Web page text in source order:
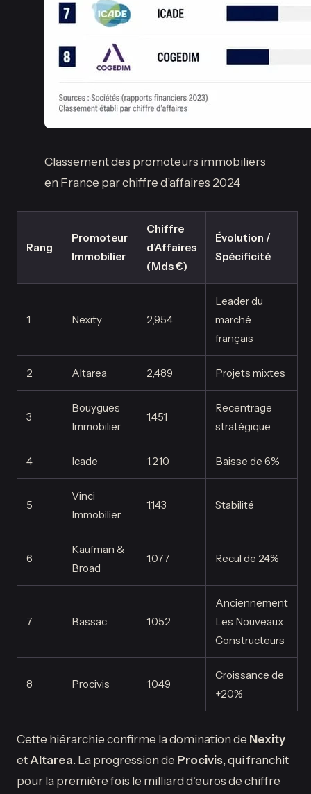
Classement des promoteurs immobiliers
en France par chiffre d’affaires 2024
Rang
Promoteur
Immobilier
Chiffre
d’Affaires
(Mds €)
Évolution /
Spécificité
1 Nexity 2,954
Leader du
marché
français
2 Altarea 2,489 Projets mixtes
3
Bouygues
Immobilier
1,451
Recentrage
stratégique
4 Icade 1,210 Baisse de 6%
5
Vinci
Immobilier
1,143 Stabilité
6
Kaufman &
Broad
1,077 Recul de 24%
7 Bassac 1,052
Anciennement
Les Nouveaux
Constructeurs
8 Procivis 1,049
Croissance de
+20%
Cette hiérarchie confirme la domination de Nexity
etAltarea. La progression de Procivis, qui franchit
pour la première fois le milliard d’euros de chiffre